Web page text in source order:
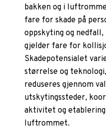
bakken og i
fare for skade på
oppskyting og
gjelder fare for
Skadepotensialet
størrelse og
reduseres gjennom
utskytingssteder,
aktivitet og
luftrommet.